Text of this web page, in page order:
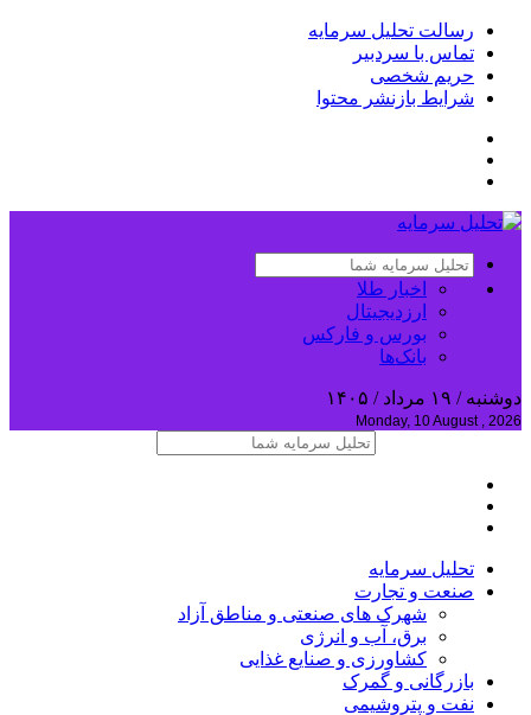
رسالت تحلیل سرمایه
تماس با سردبیر
حریم شخصی
شرایط بازنشر محتوا
اخبار طلا
ارزدیجیتال
بورس و فارکس
بانک‌ها
دوشنبه / ۱۹ مرداد / ۱۴۰۵
Monday, 10 August , 2026
تحلیل‌ سرمایه
صنعت و تجارت
شهرک های صنعتی و مناطق آزاد
برق، آب و انرژی
کشاورزی و صنایع غذایی
بازرگانی و گمرک
نفت و پتروشیمی